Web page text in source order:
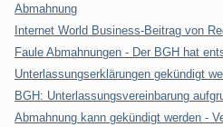
Abmahnung
Internet World Business-Beitrag von
Faule Abmahnungen - Der BGH hat
Unterlassungserklärungen gekündigt
BGH: Unterlassungsvereinbarung
Abmahnung kann gekündigt werden -